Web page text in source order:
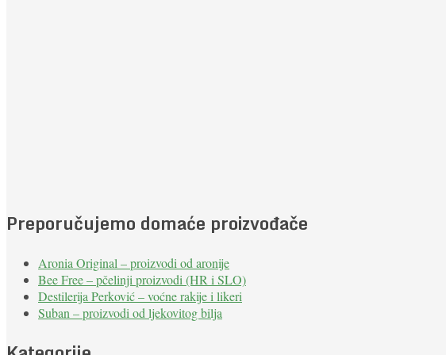
Preporučujemo domaće proizvođače
Aronia Original – proizvodi od aronije
Bee Free – pčelinji proizvodi (HR i SLO)
Destilerija Perković – voćne rakije i likeri
Suban – proizvodi od ljekovitog bilja